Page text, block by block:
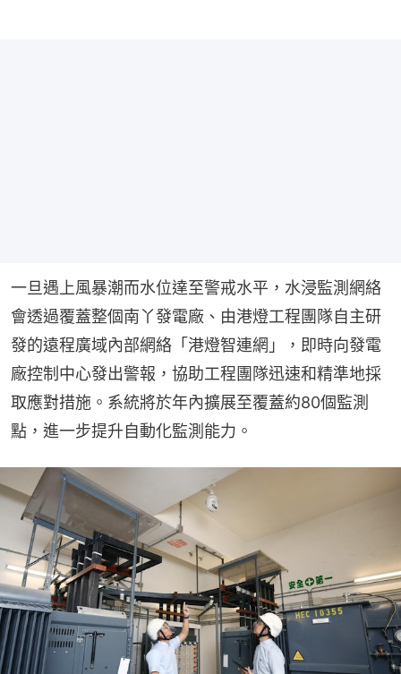
一旦遇上風暴潮而水位達至警戒水平，水浸監測網絡
會透過覆蓋整個南丫發電廠、由港燈工程團隊自主研
發的遠程廣域內部網絡「港燈智連網」，即時向發電
廠控制中心發出警報，協助工程團隊迅速和精準地採
取應對措施。系統將於年內擴展至覆蓋約80個監測
點，進一步提升自動化監測能力。